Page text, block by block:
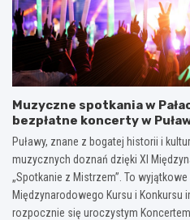
Muzyczne spotkania w
bezpłatne koncerty w
Puławy, znane z bogatej historii i
muzycznych doznań dzięki XI
„Spotkanie z Mistrzem”. To
Międzynarodowego Kursu i Konkursu
rozpocznie się uroczystym